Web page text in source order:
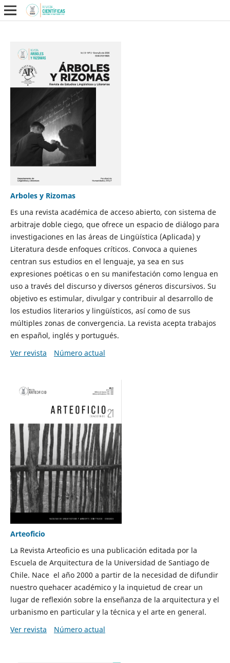
Arboles y Rizomas
Es una revista académica de acceso abierto, con sistema de
arbitraje doble ciego, que ofrece un espacio de diálogo para
investigaciones en las áreas de Lingüística (Aplicada) y
Literatura desde enfoques críticos. Convoca a quienes
centran sus estudios en el lenguaje, ya sea en sus
expresiones poéticas o en su manifestación como lengua en
uso a través del discurso y diversos géneros discursivos. Su
objetivo es estimular, divulgar y contribuir al desarrollo de
los estudios literarios y lingüísticos, así como de sus
múltiples zonas de convergencia. La revista acepta trabajos
en español, inglés y portugués.
Ver revista
Número actual
Arteoficio
La Revista Arteoficio es una publicación editada por la
Escuela de Arquitectura de la Universidad de Santiago de
Chile. Nace el año 2000 a partir de la necesidad de difundir
nuestro quehacer académico y la inquietud de crear un
lugar de reflexión sobre la enseñanza de la arquitectura y el
urbanismo en particular y la técnica y el arte en general.
Ver revista
Número actual